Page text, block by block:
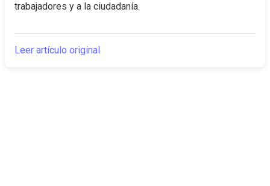
trabajadores y a la ciudadanía.
Leer artículo original